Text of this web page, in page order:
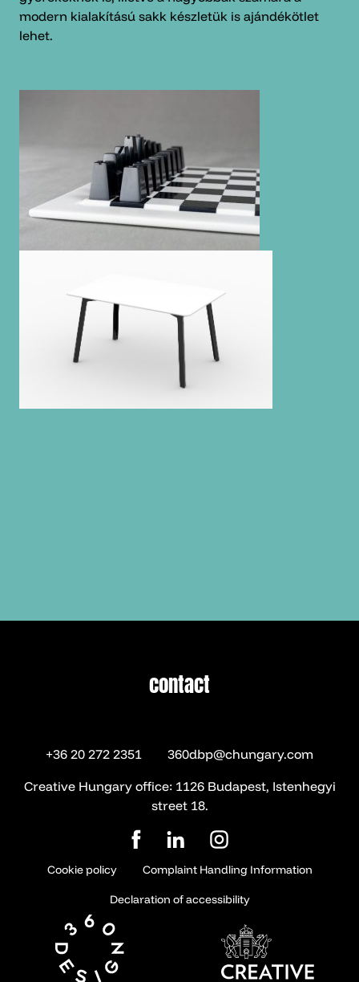
modern kialakítású sakk készletük is ajándékötlet
lehet.
contact
+36 20 272 2351
360dbp@chungary.com
Creative Hungary office: 1126 Budapest, Istenhegyi
street 18.
Cookie policy Complaint Handling Information
Declaration of accessibility